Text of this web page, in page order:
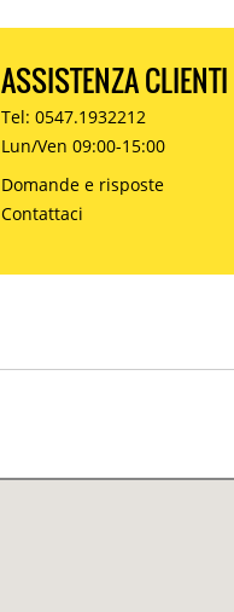
ASSISTENZA CLIENTI
Tel: 0547.1932212
Lun/Ven 09:00-15:00
Domande e risposte
Contattaci